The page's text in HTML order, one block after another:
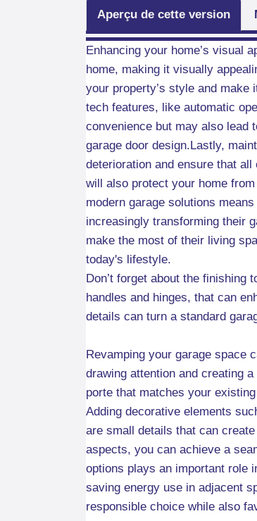
Aperçu de cette version